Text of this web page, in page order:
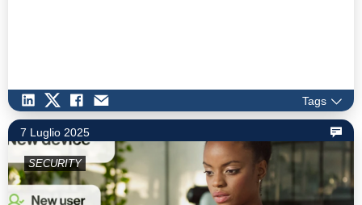
Tags
7 Luglio 2025
SECURITY